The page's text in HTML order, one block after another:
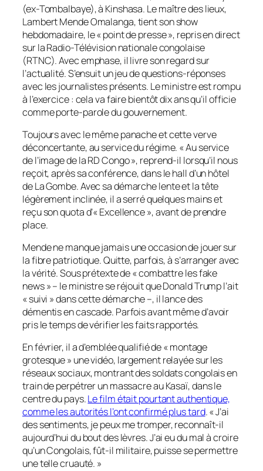
(ex-Tombalbaye), à Kinshasa. Le maître des lieux,
Lambert Mende Omalanga, tient son show
hebdomadaire, le « point de presse », repris en direct
sur la Radio-Télévision nationale congolaise
(RTNC). Avec emphase, il livre son regard sur
l’actualité. S’ensuit un jeu de questions-réponses
avec les journalistes présents. Le ministre est rompu
à l’exercice : cela va faire bientôt dix ans qu’il officie
comme porte-parole du gouvernement.
Toujours avec le même panache et cette verve
déconcertante, au service du régime. « Au service
de l’image de la RD Congo », reprend-il lorsqu’il nous
reçoit, après sa conférence, dans le hall d’un hôtel
de La Gombe. Avec sa démarche lente et la tête
légèrement inclinée, il a serré quelques mains et
reçu son quota d’« Excellence », avant de prendre
place.
Mende ne manque jamais une occasion de jouer sur
la fibre patriotique. Quitte, parfois, à s’arranger avec
la vérité. Sous prétexte de « combattre lesfake
news» – le ministre se réjouit que Donald Trump l’ait
« suivi » dans cette démarche –, il lance des
démentis en cascade. Parfois avant même d’avoir
pris le temps de vérifier les faits rapportés.
En février, il a d’emblée qualifié de « montage
grotesque » une vidéo, largement relayée sur les
réseaux sociaux, montrant des soldats congolais en
train de perpétrer un massacre au Kasaï, dans le
centre du pays.Le film était pourtant authentique,
comme les autorités l’ont confirmé plus tard. « J’ai
des sentiments, je peux me tromper, reconnaît-il
aujourd’hui du bout des lèvres. J’ai eu du mal à croire
qu’un Congolais, fût-il militaire, puisse se permettre
une telle cruauté. »